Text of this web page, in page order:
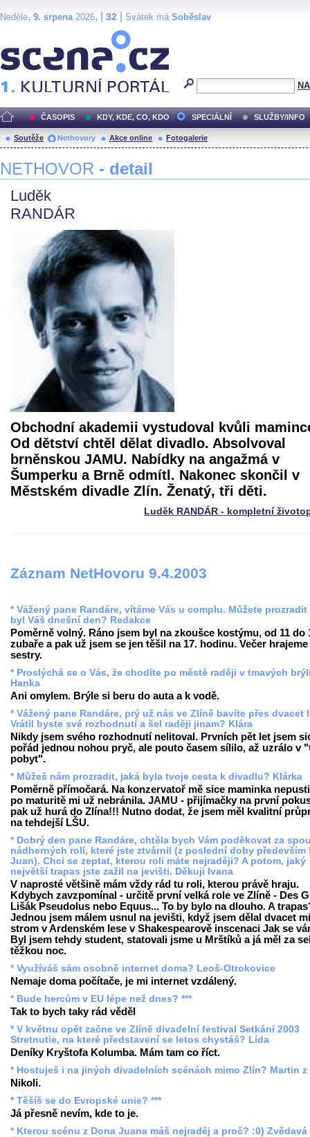
Neděle, 9. srpena2026, | 32 Svátek má Soběslav
ČASOPIS KDY, KDE, CO, KDO SPECIÁLNÍ SLUŽBY/INFO
Soutěže Nethovory Akce online Fotogalerie
NETHOVOR - detail
Luděk
RANDÁR
Obchodní akademii vystudoval kvůli
Od dětství chtěl dělat divadlo. Absolvoval
brněnskou JAMU. Nabídky na angažmá v
Šumperku a Brně odmítl. Nakonec skončil v
Městském divadle Zlín. Ženatý, tři děti.
Luděk RANDÁR - kompletní
Záznam NetHovoru 9.4.2003
* Vážený pane Randáre, vítáme Vás u complu. Můžete prozradit
byl Váš dnešní den? Redakce
Poměrně volný. Ráno jsem byl na zkoušce kostýmu, od 11 do
zubaře a pak už jsem se jen těšil na 17. hodinu. Večer
sestry.
* Proslýchá se o Vás, že chodíte po městě raději v tmavých
Hanka
Ani omylem. Brýle si beru do auta a k vodě.
* Vážený pane Randáre, prý už nás ve Zlíně bavíte přes dvacet
Vrátil byste své rozhodnutí a šel raději jinam? Klára
Nikdy jsem svého rozhodnutí nelitoval. Prvních pět let jsem
pořád jednou nohou pryč, ale pouto časem sílilo, až uzrálo v
pobyt".
* Můžeš nám prozradit, jaká byla tvoje cesta k divadlu? Klárka
Poměrně přímočará. Na konzervatoř mě sice maminka
po maturitě mi už nebránila. JAMU - přijímačky na první
pak už hurá do Zlína!!! Nutno dodat, že jsem měl kvalitní
na tehdejší LŠU.
* Dobrý den pane Randáre, chtěla bych Vám poděkovat za
nádherných rolí, které jste ztvárnil (z poslední doby především
Juan). Chci se zeptat, kterou roli máte nejraději? A potom, jaký
největší trapas jste zažil na jevišti. Děkuji Ivana
V naprosté většině mám vždy rád tu roli, kterou právě hraju.
Kdybych zavzpomínal - určitě první velká role ve Zlíně - Des
Lišák Pseudolus nebo Equus... To by bylo na dlouho. A
Jednou jsem málem usnul na jevišti, když jsem dělal dvacet
strom v Ardenském lese v Shakespearově inscenaci Jak se
Byl jsem tehdy student, statovali jsme u Mrštíků a já měl za
těžkou noc.
* Využíváš sám osobně internet doma? Leoš-Otrokovice
Nemaje doma počítače, je mi internet vzdálený.
* Bude hercům v EU lépe než dnes? ***
Tak to bych taky rád věděl
* V květnu opět začne ve Zlíně divadelní festival Setkání 2003
Stretnutie, na které představení se letos chystáš? Lída
Deníky Kryštofa Kolumba. Mám tam co říct.
* Hostuješ i na jiných divadelních scénách mimo Zlín? Martin z
Nikoli.
* Těšíš se do Evropské unie? ***
Já přesně nevím, kde to je.
* Kterou scénu z Dona Juana máš nejraděj a proč? :0) Zvědavá